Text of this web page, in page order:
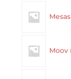
Mesas
Moov